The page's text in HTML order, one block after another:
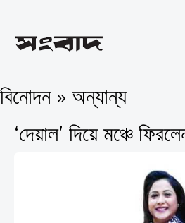
বিনোদন » অন্যান্য
‘দেয়াল’ দিয়ে মঞ্চে